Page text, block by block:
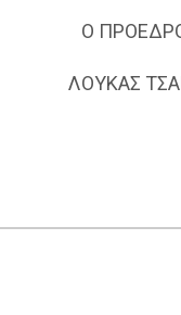
Ο
ΛΟΥΚΑΣ